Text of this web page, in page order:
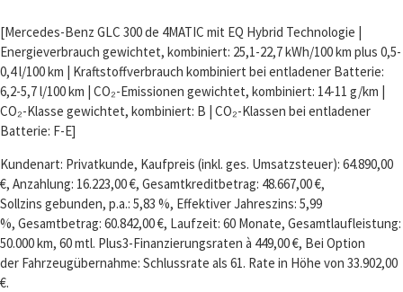
[Mercedes-Benz GLC 300 de 4MATIC mit EQ Hybrid Technologie |
Energieverbrauch gewichtet, kombiniert: 25,1-22,7 kWh/100 km plus 0,5-
0,4 l/100 km | Kraftstoffverbrauch kombiniert bei entladener Batterie:
6,2-5,7 l/100 km | CO₂-Emissionen gewichtet, kombiniert: 14-11 g/km |
CO₂-Klasse gewichtet, kombiniert: B | CO₂-Klassen bei entladener
Batterie: F-E]
Kundenart: Privatkunde, Kaufpreis (inkl. ges. Umsatzsteuer): 64.890,00
€, Anzahlung: 16.223,00 €, Gesamtkreditbetrag: 48.667,00 €,
Sollzins gebunden, p.a.: 5,83 %, Effektiver Jahreszins: 5,99
%, Gesamtbetrag: 60.842,00 €, Laufzeit: 60 Monate, Gesamtlaufleistung:
50.000 km, 60 mtl. Plus3-Finanzierungsraten à 449,00 €, Bei Option
der Fahrzeugübernahme: Schlussrate als 61. Rate in Höhe von 33.902,00
€.